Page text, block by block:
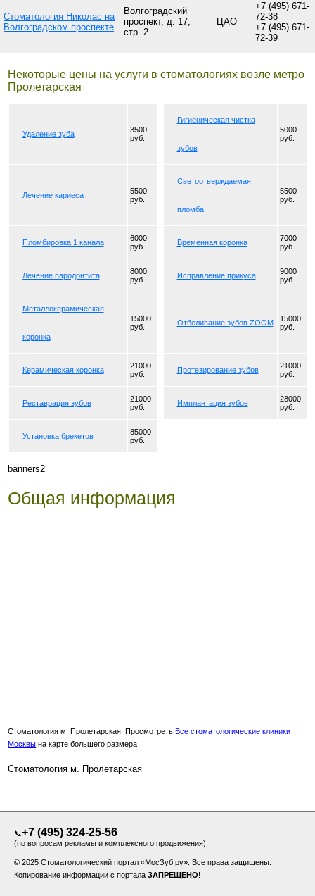
Стоматология Николас на
Волгоградском проспекте
Волгоградский
проспект, д. 17,
стр. 2
ЦАО
+7 (495) 671-
72-38
+7 (495) 671-
72-39
Некоторые цены на услуги в стоматологиях возле метро
Пролетарская
Удаление зуба
3500
руб.
Гигиеническая чистка
зубов
5000
руб.
Лечение кариеса
5500
руб.
Светоотверждаемая
пломба
5500
руб.
Пломбировка 1 канала
6000
руб.
Временная коронка
7000
руб.
Лечение пародонтита
8000
руб.
Исправление прикуса
9000
руб.
Металлокерамическая
коронка
15000
руб.
Отбеливание зубов ZOOM
15000
руб.
Керамическая коронка
21000
руб.
Протезирование зубов
21000
руб.
Реставрация зубов
21000
руб.
Имплантация зубов
28000
руб.
Установка брекетов
85000
руб.
banners2
Общая информация
Стоматология м. Пролетарская. ПросмотретьВсе стоматологические клиники
Москвы на карте большего размера
Стоматология м. Пролетарская
📞+7 (495) 324-25-56
(по вопросам рекламы и комплексного продвижения)
© 2025 Стоматологический портал «МосЗуб.ру». Все права защищены.
Копирование информации с портала ЗАПРЕЩЕНО!